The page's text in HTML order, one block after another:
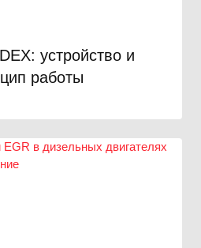
устройство и
работы